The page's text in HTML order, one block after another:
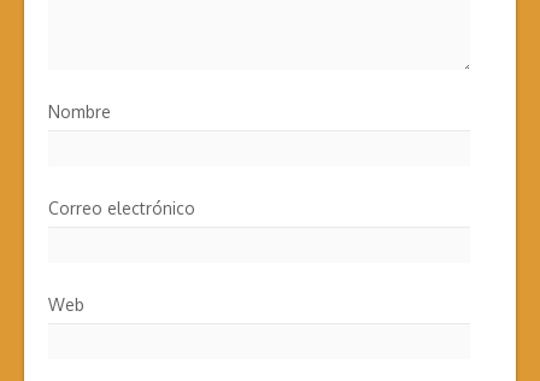
Nombre
Correo electrónico
Web